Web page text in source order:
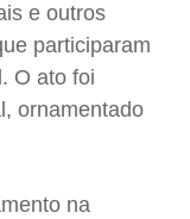
e outros
participaram
O ato foi
ornamentado
na